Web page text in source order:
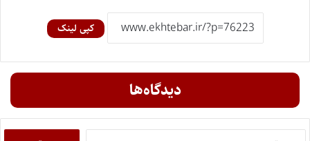
کپی لینک
دیدگاه‌ها